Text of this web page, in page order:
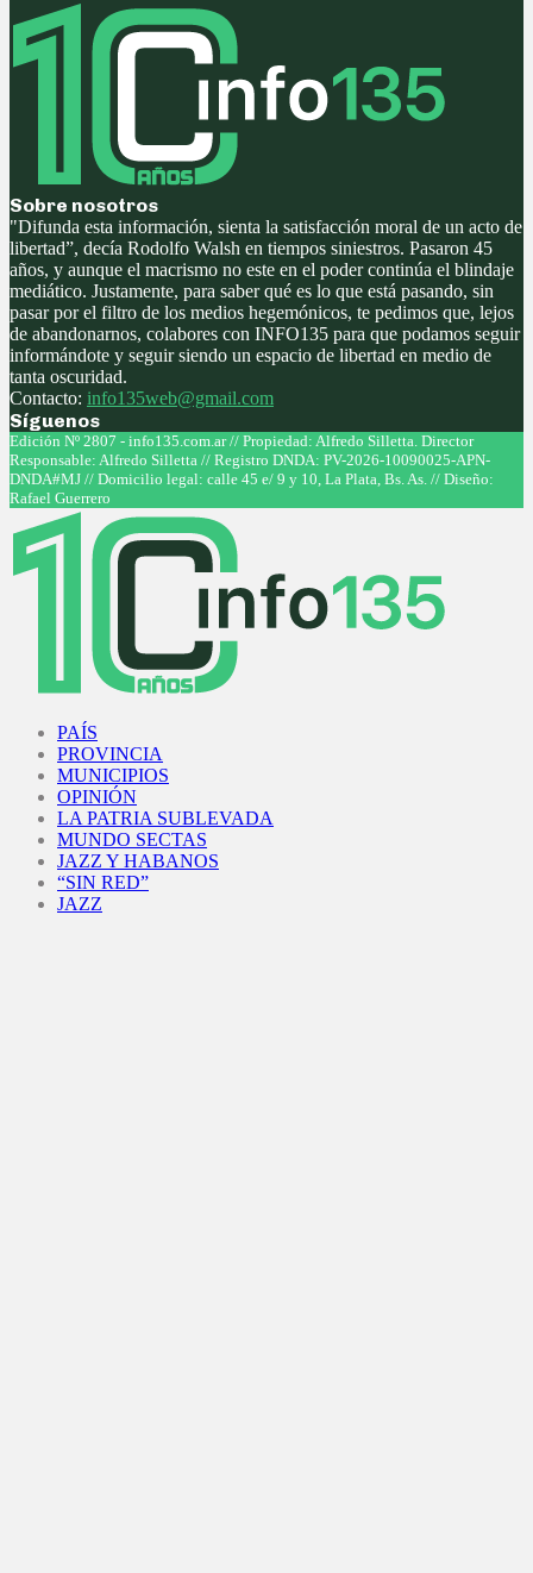
Sobre nosotros
"Difunda esta información, sienta la satisfacción moral de un acto de
libertad”, decía Rodolfo Walsh en tiempos siniestros. Pasaron 45
años, y aunque el macrismo no este en el poder continúa el blindaje
mediático. Justamente, para saber qué es lo que está pasando, sin
pasar por el filtro de los medios hegemónicos, te pedimos que, lejos
de abandonarnos, colabores con INFO135 para que podamos seguir
informándote y seguir siendo un espacio de libertad en medio de
tanta oscuridad.
Contacto: info135web@gmail.com
Síguenos
Facebook
Twitter
Instagram
Youtube
Edición Nº 2807 - info135.com.ar // Propiedad: Alfredo Silletta. Director
Responsable: Alfredo Silletta // Registro DNDA: PV-2026-10090025-APN-
DNDA#MJ // Domicilio legal: calle 45 e/ 9 y 10, La Plata, Bs. As. // Diseño:
Rafael Guerrero
PAÍS
PROVINCIA
MUNICIPIOS
OPINIÓN
LA PATRIA SUBLEVADA
MUNDO SECTAS
JAZZ Y HABANOS
“SIN RED”
JAZZ